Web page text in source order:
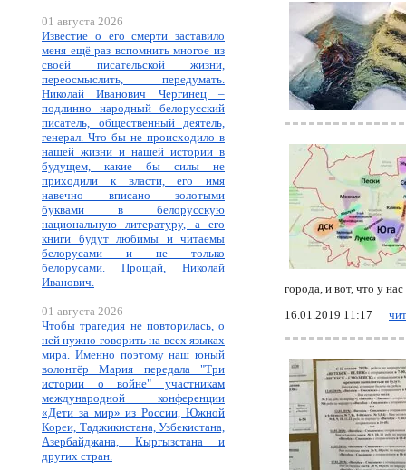
01 августа 2026
Известие о его смерти заставило
меня ещё раз вспомнить многое из
своей писательской жизни,
переосмыслить, передумать.
Николай Иванович Чергинец –
подлинно народный белорусский
писатель, общественный деятель,
генерал. Что бы не происходило в
нашей жизни и нашей истории в
будущем, какие бы силы не
приходили к власти, его имя
навечно вписано золотыми
буквами в белорусскую
национальную литературу, а его
книги будут любимы и читаемы
белорусами и не только
белорусами. Прощай, Николай
Иванович.
01 августа 2026
Чтобы трагедия не повторилась, о
ней нужно говорить на всех языках
мира. Именно поэтому наш юный
волонтёр Мария передала "Три
истории о войне" участникам
международной конференции
«Дети за мир» из России, Южной
Кореи, Таджикистана, Узбекистана,
Азербайджана, Кыргызстана и
других стран.
города, и вот, что у
16.01.2019 11:17